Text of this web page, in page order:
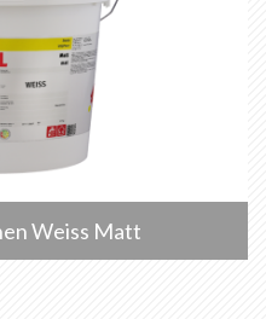
Weiss Matt